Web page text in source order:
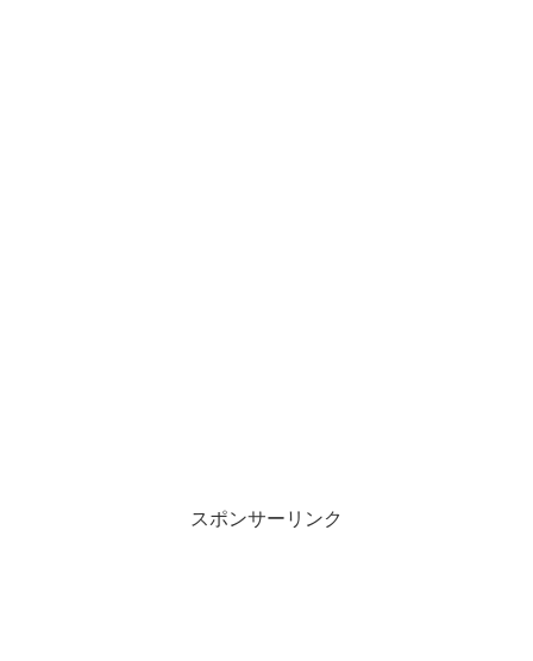
スポンサーリンク